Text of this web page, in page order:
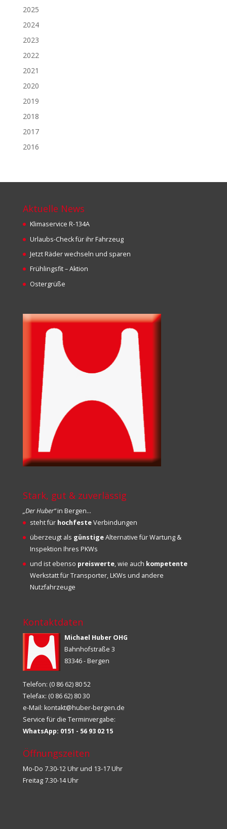
2025
2024
2023
2022
2021
2020
2019
2018
2017
2016
Aktuelle News
Klimaservice R-134A
Urlaubs-Check für ihr Fahrzeug
Jetzt Räder wechseln und sparen
Frühlingsfit – Aktion
Ostergrüße
Stark, gut & zuverlässig
„Der Huber“in Bergen…
steht für hochfesteVerbindungen
überzeugt als günstigeAlternative für Wartung &
Inspektion Ihres PKWs
und ist ebenso preiswerte, wie auch kompetente
Werkstatt für Transporter, LKWs und andere
Nutzfahrzeuge
Kontaktdaten
Michael Huber OHG
Bahnhofstraße 3
83346 - Bergen
Telefon: (0 86 62) 80 52
Telefax: (0 86 62) 80 30
e-Mail: kontakt@huber-bergen.de
Service für die Terminvergabe:
WhatsApp: 0151 - 56 93 02 15
Öffnungszeiten
Mo-Do 7.30-12 Uhr und 13-17 Uhr
Freitag 7.30-14 Uhr